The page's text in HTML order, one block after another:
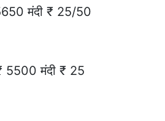
मंदी ₹ 25/50
5500 मंदी ₹ 25